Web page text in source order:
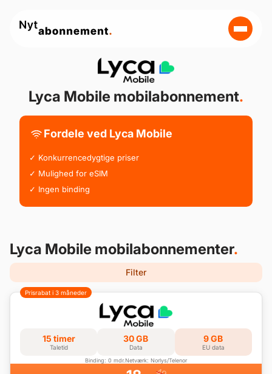
Lyca Mobile mobilabonnement.
Fordele ved Lyca Mobile
✓ Konkurrencedygtige priser
✓ Mulighed for eSIM
✓ Ingen binding
Lyca Mobile mobilabonnementer.
Filter
Prisrabat i 3 måneder
15 timer
Taletid
30 GB
Data
9 GB
EU data
Binding: 0 mdr.Netværk: Norlys/Telenor